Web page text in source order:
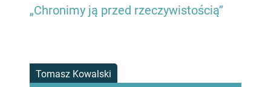
Tomasz Kowalski